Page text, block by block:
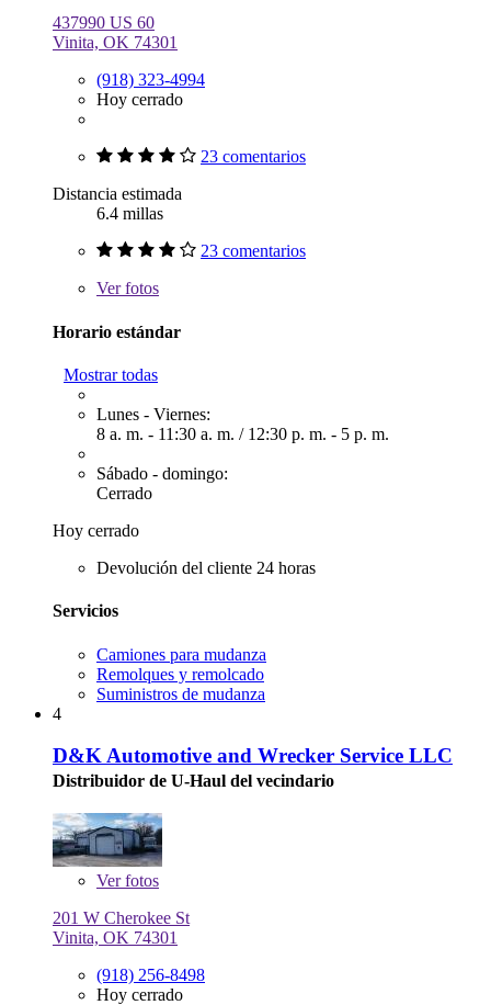
437990 US 60
Vinita, OK 74301
(918) 323-4994
Hoy cerrado
23 comentarios
Distancia estimada
6.4 millas
23 comentarios
Verfotos
Horario estándar
Mostrar todas
Lunes - Viernes:
8 a. m. - 11:30 a. m. / 12:30 p. m. - 5 p. m.
Sábado - domingo:
Cerrado
Hoy cerrado
Devolución del cliente 24 horas
Servicios
Camiones para mudanza
Remolques y remolcado
Suministros de mudanza
4
D&K Automotive and Wrecker Service LLC
Distribuidor de U-Haul del vecindario
Verfotos
201 W Cherokee St
Vinita, OK 74301
(918) 256-8498
Hoy cerrado